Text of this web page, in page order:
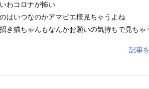
わコロナが怖い
はいつなのかアマビエ様見ちゃうよね
き猫ちゃんもなんかお願いの気持ちで見ちゃ
記事